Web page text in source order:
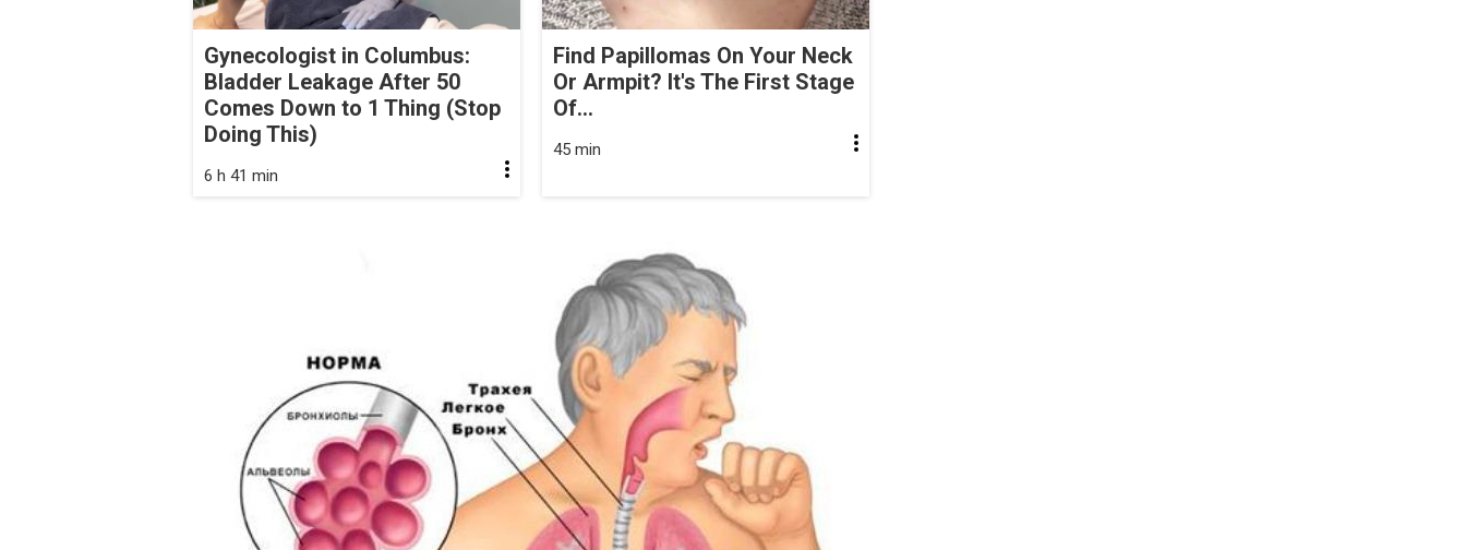
Gynecologist in Columbus:
Bladder Leakage After 50
Comes Down to 1 Thing (Stop
Doing This)
6 h 41 min
Find Papillomas On Your Neck
Or Armpit? It's The First Stage
Of...
45 min